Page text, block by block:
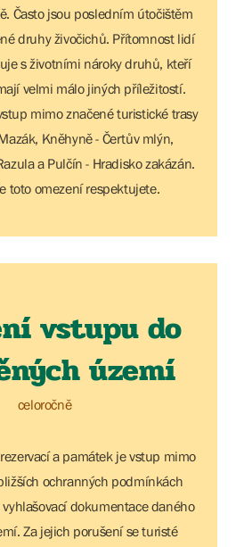
Často jsou posledním útočištěm
druhy živočichů. Přítomnost lidí
s životními nároky druhů, kteří
velmi málo jiných příležitostí.
mimo značené turistické trasy
Kněhyně - Čertův mlýn,
a Pulčín - Hradisko zakázán.
toto omezení respektujete.
vstupu do
území
celoročně
a památek je vstup mimo
ochranných podmínkách
dokumentace daného
Za jejich porušení se turisté